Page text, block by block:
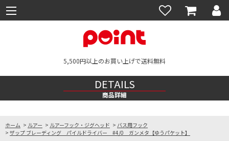
5,500円以上のお買い上げで送料無料
DETAILS
商品詳細
ホーム > ルアー > ルアーフック・ジグヘッド > バス用フック
> ザップ ブレーディング パイルドライバー #4/0 ガンメタ【ゆうパケット】